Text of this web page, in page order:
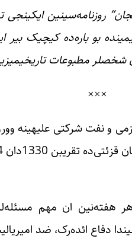
روزنامه‌سینین
بو باره‌ده کیچیک
شخصلر مطبوعات
×××
و نفت شرکتی علیهینه
هر هفته‌نین ان مهم
دفاع ائده‌رک، ضد